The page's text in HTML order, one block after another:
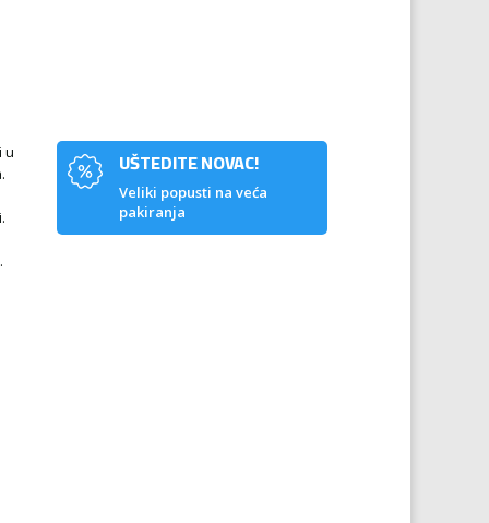
u
UŠTEDITE NOVAC!
Veliki popusti na veća
pakiranja